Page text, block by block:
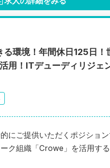
る環境！年間休日125日！
用！ITデューディリジェ
にご提供いただくポジショ
ク組織「Crowe」を活用す